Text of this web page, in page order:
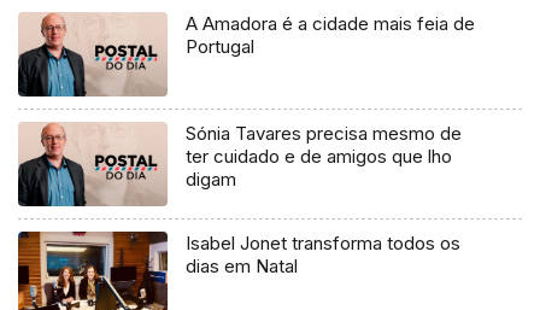
A Amadora é a cidade mais feia de
Portugal
Sónia Tavares precisa mesmo de
ter cuidado e de amigos que lho
digam
Isabel Jonet transforma todos os
dias em Natal